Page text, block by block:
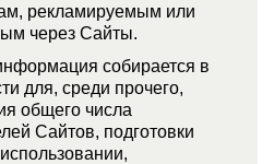
рекламируемым или
через Сайты.
собирается в
для, среди прочего,
общего числа
Сайтов, подготовки